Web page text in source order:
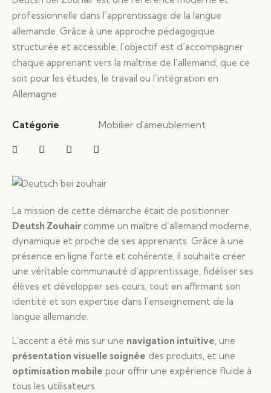
professionnelle dans l’apprentissage de la langue
allemande. Grâce à une approche pédagogique
structurée et accessible, l’objectif est d’accompagner
chaque apprenant vers la maîtrise de l’allemand, que ce
soit pour les études, le travail ou l’intégration en
Allemagne.
Catégorie Mobilier d'ameublement
La mission de cette démarche était de positionner
Deutsh Zouhaircomme un maître d’allemand moderne,
dynamique et proche de ses apprenants. Grâce à une
présence en ligne forte et cohérente, il souhaite créer
une véritable communauté d’apprentissage, fidéliser ses
élèves et développer ses cours, tout en affirmant son
identité et son expertise dans l’enseignement de la
langue allemande.
L’accent a été mis sur une navigation intuitive, une
présentation visuelle soignée des produits, et une
optimisation mobile pour offrir une expérience fluide à
tous les utilisateurs.